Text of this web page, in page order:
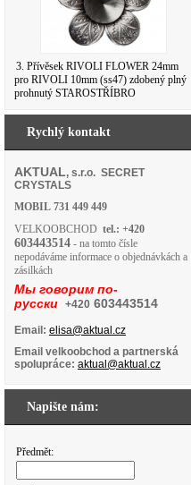
3. Přívěsek RIVOLI FLOWER 24mm
pro RIVOLI 10mm (ss47) zdobený plný
prohnutý STAROSTŘÍBRO
Rychlý kontakt
AKTUAL, s.r.o. SECRET
CRYSTALS
MOBIL 731 449 449
VELKOOBCHOD tel.: +420
603443514 - na tomto čísle
nepodáváme informace o objednávkách a
zásilkách
Мы говорим по-
русски +420 603443514
Email: elisa@aktual.cz
Email velkoobchod a partnerská
spolupráce: aktual@aktual.cz
Napište nám:
Předmět: